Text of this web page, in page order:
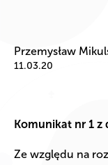
Przemysław
11.03.20
Komunikat nr 1 z
Ze względu na